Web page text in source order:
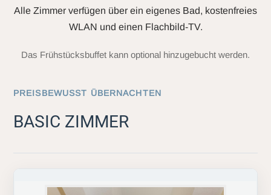
Alle Zimmer verfügen über ein eigenes Bad, kostenfreies
WLAN und einen Flachbild-TV.
Das Frühstücksbuffet kann optional hinzugebucht werden.
PREISBEWUSST ÜBERNACHTEN
BASIC ZIMMER